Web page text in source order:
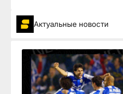
Актуальные новости